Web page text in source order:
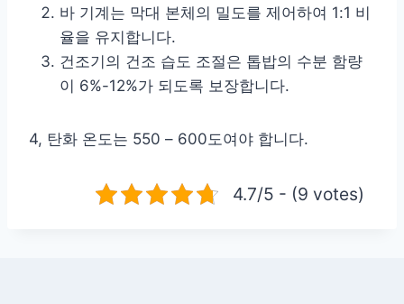
바 기계는 막대 본체의 밀도를 제어하여 1:1 비
율을 유지합니다.
건조기의 건조 습도 조절은 톱밥의 수분 함량
이 6%-12%가 되도록 보장합니다.
4, 탄화 온도는 550 – 600도여야 합니다.
4.7/5 - (9 votes)